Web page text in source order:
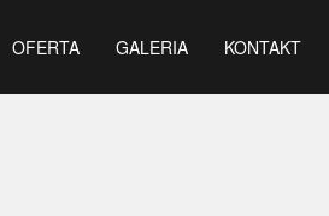
OFERTA GALERIA KONTAKT